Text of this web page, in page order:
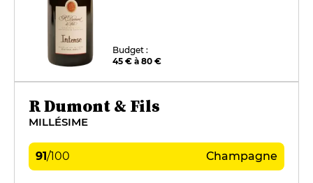
Budget :
45 € à 80 €
R Dumont & Fils
MILLÉSIME
91/100 Champagne